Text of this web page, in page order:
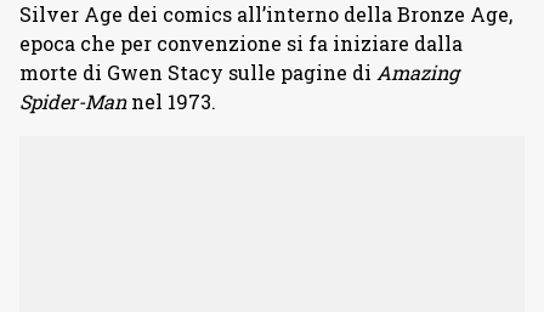
Silver Age dei comics all’interno della Bronze Age,
epoca che per convenzione si fa iniziare dalla
morte di Gwen Stacy sulle pagine di Amazing
Spider-Mannel 1973.